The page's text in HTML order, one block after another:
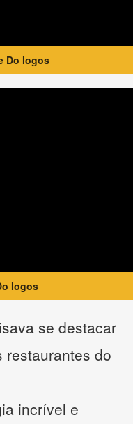
Do logos
logos
se destacar
restaurantes do
incrível e